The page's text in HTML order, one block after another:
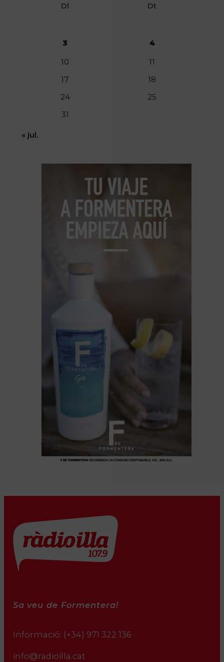
Dl Dt
3
4
10
11
17
18
24
25
31
« jul.
Sa veu de Formentera!
Informació: (+34) 971 322 136
info@radioilla.cat